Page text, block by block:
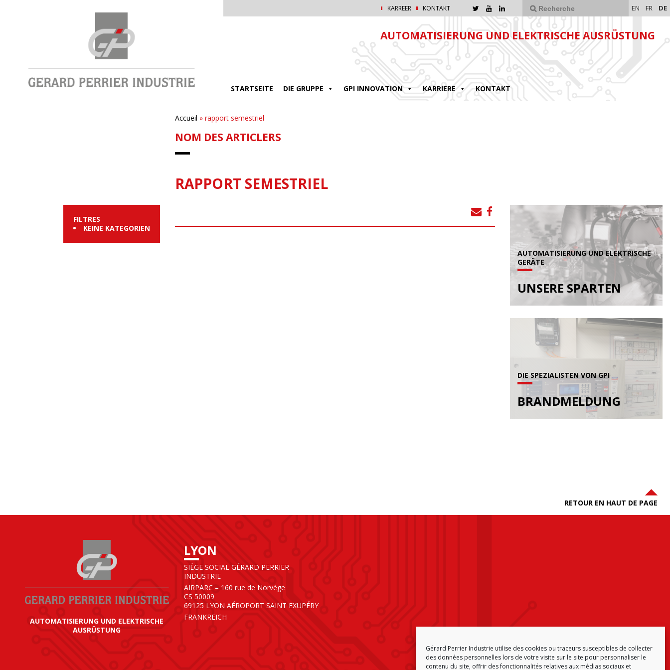
Gérard Perrier Industrie utilise des cookies ou traceurs susceptibles de collecter
des données personnelles lors de votre visite sur le site pour personnaliser le
contenu du site, offrir des fonctionnalités relatives aux médias sociaux et
KARREER KONTAKT EN FR DE
AUTOMATISIERUNG UND ELEKTRISCHE AUSRÜSTUNG
STARTSEITE DIE GRUPPE GPI INNOVATION KARRIERE KONTAKT
Accueil » rapport semestriel
NOM DES ARTICLERS
RAPPORT SEMESTRIEL
FILTRES
KEINE KATEGORIEN
AUTOMATISIERUNG UND ELEKTRISCHE
GERÄTE
UNSERE SPARTEN
DIE SPEZIALISTEN VON GPI
BRANDMELDUNG
RETOUR EN HAUT DE PAGE
AUTOMATISIERUNG UND ELEKTRISCHE
AUSRÜSTUNG
LYON
SIÈGE SOCIAL GÉRARD PERRIER
INDUSTRIE
AIRPARC – 160 rue de Norvège
CS 50009
69125 LYON AÉROPORT SAINT EXUPÉRY
FRANKREICH